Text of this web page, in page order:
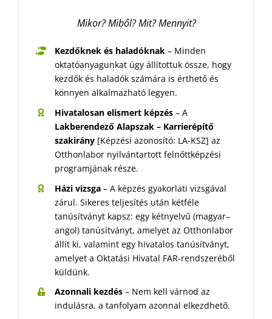
Mikor? Miből? Mit? Mennyit?
Kezdőknek és haladóknak– Minden
oktatóanyagunkat úgy állítottuk össze, hogy
kezdők és haladók számára is érthető és
könnyen alkalmazható legyen.
Hivatalosan elismert képzés– A
Lakberendező Alapszak – Karrierépítő
szakirány[Képzési azonosító: LA-KSZ] az
Otthonlabor nyilvántartott felnőttképzési
programjának része.
Házi vizsga– A képzés gyakorlati vizsgával
zárul. Sikeres teljesítés után kétféle
tanúsítványt kapsz: egy kétnyelvű (magyar–
angol) tanúsítványt, amelyet az Otthonlabor
állít ki, valamint egy hivatalos tanúsítványt,
amelyet a Oktatási Hivatal FAR-rendszeréből
küldünk.
Azonnali kezdés– Nem kell várnod az
indulásra, a tanfolyam azonnal elkezdhető.